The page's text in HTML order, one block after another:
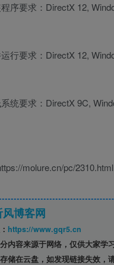
序要求：DirectX 12,
行要求：DirectX 12,
统要求：DirectX 9C,
molure.cn/pc/2310.html
风博客网
https://www.gqr5.cn
内容来源于网络，仅供大家学
储在云盘，如发现链接失效，